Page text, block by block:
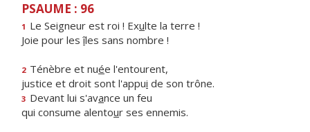
PSAUME : 96
1 Le Seigneur est roi ! Exulte la terre !
Joie pour lesîles sans nombre !
2 Ténèbre et nuée l'entourent,
justice et droit sont l'appui de son trône.
3 Devant lui s'avance un feu
qui consume alentour ses ennemis.